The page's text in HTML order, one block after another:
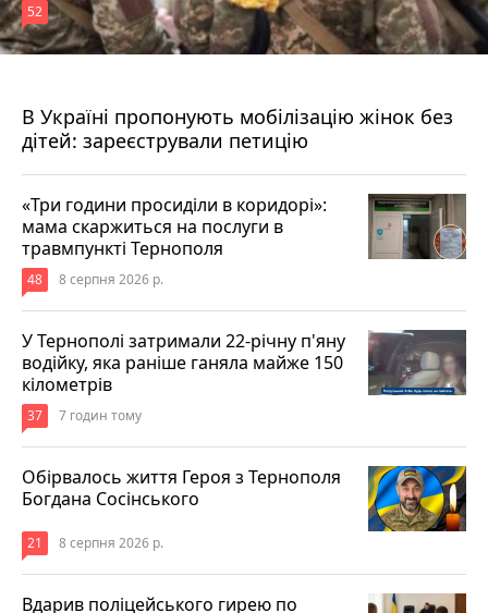
В Україні пропонують мобілізацію жінок без
дітей: зареєстрували петицію
52
«Три години просиділи в коридорі»:
мама скаржиться на послуги в
травмпункті Тернополя
48 8 серпня 2026 р.
У Тернополі затримали 22-річну п'яну
водійку, яка раніше ганяла майже 150
кілометрів
37 7 годин тому
Обірвалось життя Героя з Тернополя
Богдана Сосінського
21 8 серпня 2026 р.
Вдарив поліцейського гирею по